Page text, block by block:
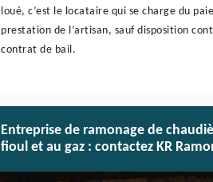
loué, c’est le locataire qui se charge du
prestation de l’artisan, sauf disposition
contrat de bail.
Entreprise de ramonage de
fioul et au gaz : contactez KR